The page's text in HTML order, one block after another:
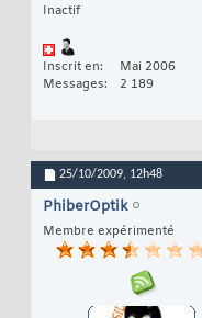
Inactif
Inscrit en
Mai 2006
Messages
2 189
25/10/2009, 12h48
PhiberOptik
Membre expérimenté